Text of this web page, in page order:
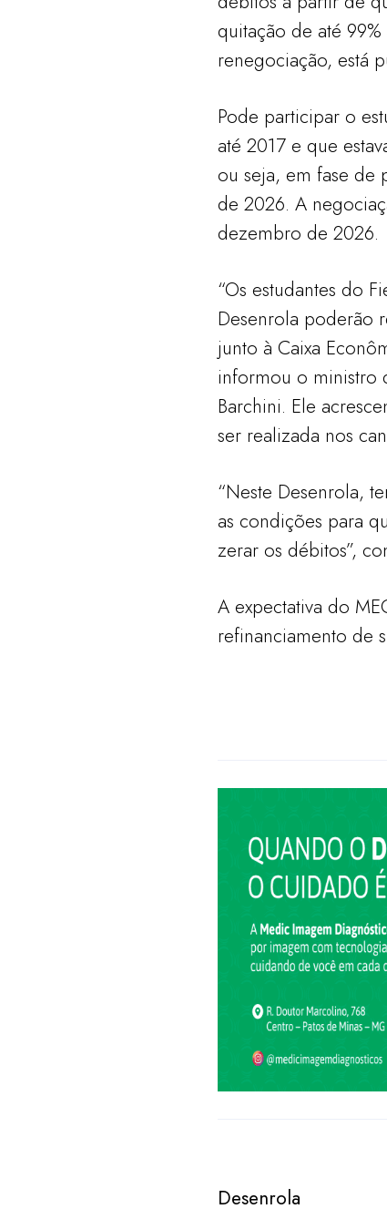
quitação de até
renegociação, está
Pode participar o
até 2017 e que
ou seja, em fase
de 2026. A
dezembro de 2026.
“Os estudantes do
Desenrola poderão
junto à Caixa
informou o ministro
Barchini. Ele
ser realizada nos
“Neste Desenrola,
as condições para
zerar os débitos”,
A expectativa do
refinanciamento de
Desenrola